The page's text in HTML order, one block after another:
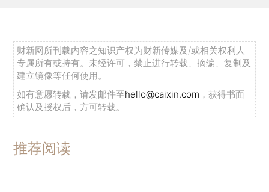
财新网所刊载内容之知识产权为财新传媒及/或相关权利人
专属所有或持有。未经许可，禁止进行转载、摘编、复制及
建立镜像等任何使用。
如有意愿转载，请发邮件至hello@caixin.com ，获得书面
确认及授权后，方可转载。
推荐阅读